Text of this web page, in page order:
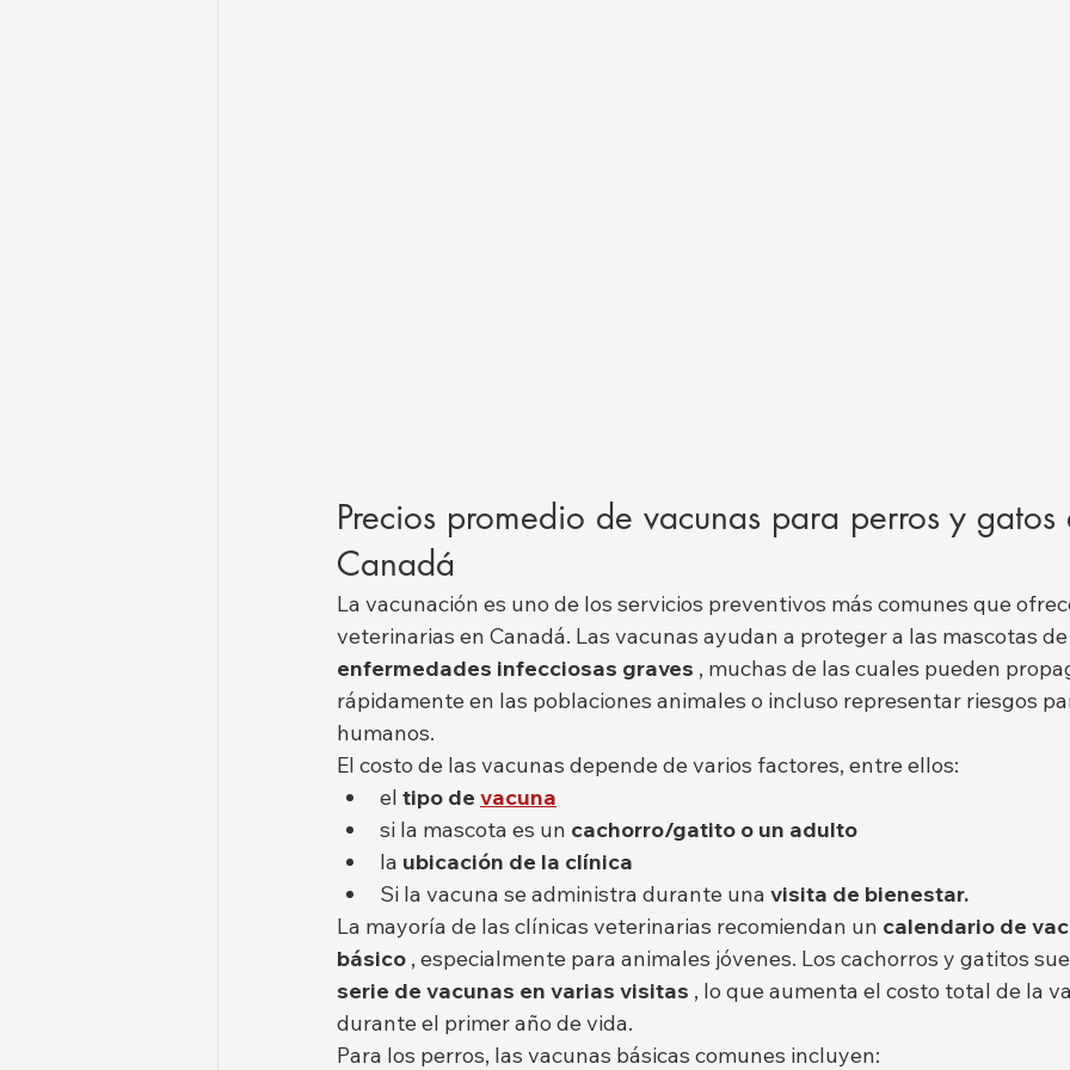
Precios promedio de vacunas para perros y
Canadá
La vacunación es uno de los servicios preventivos más comunes que
veterinarias en Canadá. Las vacunas ayudan a proteger a las mascotas
enfermedades infecciosas graves , muchas de las cuales pueden
rápidamente en las poblaciones animales o incluso representar riesgos
humanos.
El costo de las vacunas depende de varios factores, entre ellos:
el tipo de vacuna
si la mascota es un cachorro/gatito o un adulto
la ubicación de la clínica
Si la vacuna se administra durante una visita de bienestar.
La mayoría de las clínicas veterinarias recomiendan un calendario de
básico , especialmente para animales jóvenes. Los cachorros y gatitos
serie de vacunas en varias visitas , lo que aumenta el costo total de la
durante el primer año de vida.
Para los perros, las vacunas básicas comunes incluyen: